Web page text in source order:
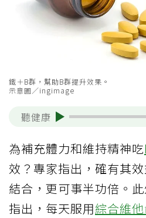
鐵＋B群，幫助B群提升效果。
示意圖／ingimage
聽健康
為補充體力和維持精神吃
效？專家指出，確有其
結合，更可事半功倍。
指出，每天服用綜合維